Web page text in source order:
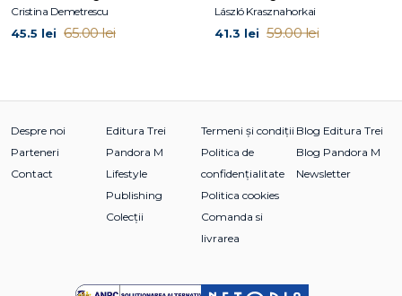
Cristina Demetrescu
45.5 lei 65.00 lei
László Krasznahorkai
41.3 lei 59.00 lei
Despre noi
Parteneri
Contact
Editura Trei
Pandora M
Lifestyle
Publishing
Colecții
Termeni și condiții
Politica de
confidențialitate
Politica cookies
Comanda si
livrarea
Blog Editura Trei
Blog Pandora M
Newsletter